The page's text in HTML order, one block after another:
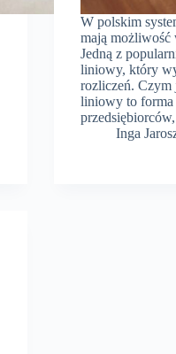
W polskim
mają
Jedną z
liniowy, który
rozliczeń. Czym
liniowy to forma
Inga